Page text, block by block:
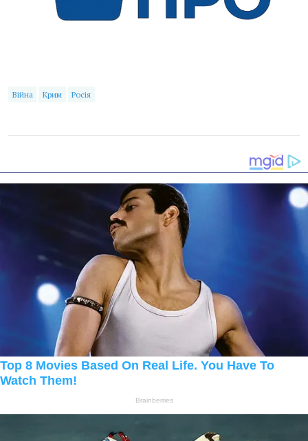
Війна Крим Росія